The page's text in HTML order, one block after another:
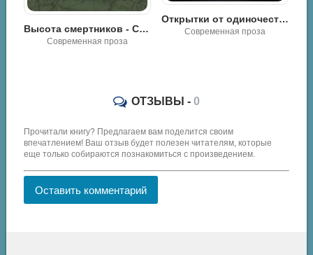
Современная проза
ОТЗЫВЫ - 0
Прочитали книгу? Предлагаем вам поделится своим
впечатлением! Ваш отзыв будет полезен читателям, которые
еще только собираются познакомиться с произведением.
Оставить комментарий